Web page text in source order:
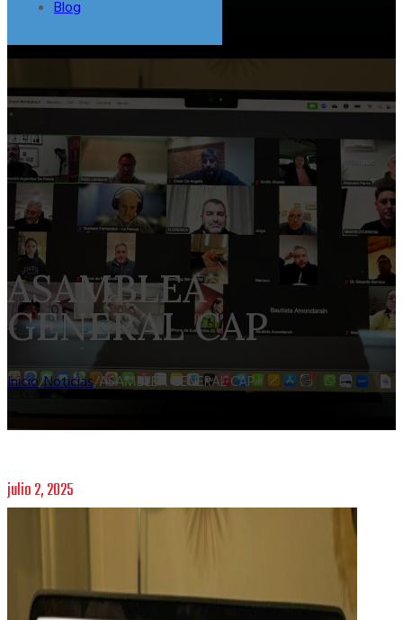
Blog
ASAMBLEA
GENERAL CAP
Inicio/Noticias/ASAMBLEA GENERAL CAP
julio 2, 2025